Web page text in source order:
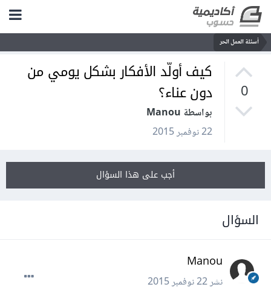
أسئلة العمل الحر
0
كيف أولّد الأفكار بشكل يومي من
دون عناء؟
بواسطة Manou
22 نوفمبر 2015
أجب على هذا السؤال
السؤال
Manou
نشر22 نوفمبر 2015